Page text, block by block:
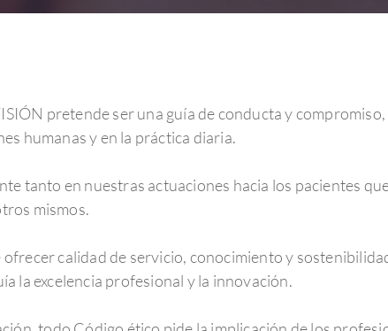
pretende ser una guía de conducta y
humanas y en la práctica diaria.
tanto en nuestras actuaciones hacia los pacientes
mismos.
calidad de servicio, conocimiento y
la excelencia profesional y la innovación.